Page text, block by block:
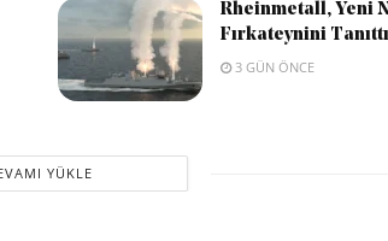
Rheinmetall, Yeni
Fırkateynini Tanıttı
3 GÜN ÖNCE
YÜKLE